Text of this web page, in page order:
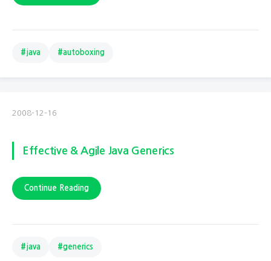
#java #autoboxing
2008-12-16
Effective & Agile Java Generics
Continue Reading
#java #generics